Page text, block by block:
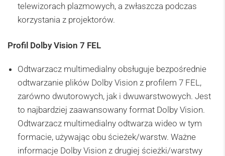
telewizorach plazmowych, a zwłaszcza podczas
korzystania z projektorów.
Profil Dolby Vision 7 FEL
Odtwarzacz multimedialny obsługuje bezpośrednie
odtwarzanie plików Dolby Vision z profilem 7 FEL,
zarówno dwutorowych, jak i dwuwarstwowych. Jest
to najbardziej zaawansowany format Dolby Vision.
Odtwarzacz multimedialny odtwarza wideo w tym
formacie, używając obu ścieżek/warstw. Ważne
informacje Dolby Vision z drugiej ścieżki/warstwy